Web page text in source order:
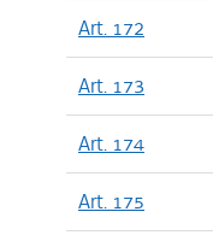
Art. 172
Art. 173
Art. 174
Art. 175